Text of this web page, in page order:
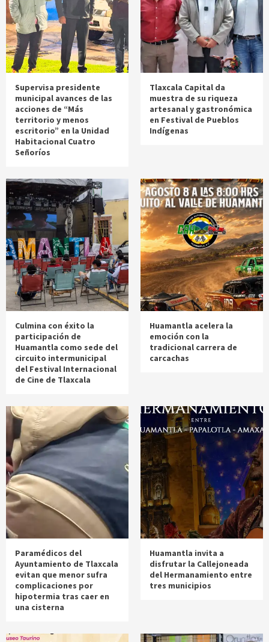
Supervisa presidente
municipal avances de las
acciones de “Más
territorio y menos
escritorio” en la Unidad
Habitacional Cuatro
Señoríos
Tlaxcala Capital da
muestra de su riqueza
artesanal y gastronómica
en Festival de Pueblos
Indígenas
Culmina con éxito la
participación de
Huamantla como sede del
circuito intermunicipal
del Festival Internacional
de Cine de Tlaxcala
Huamantla acelera la
emoción con la
tradicional carrera de
carcachas
Paramédicos del
Ayuntamiento de Tlaxcala
evitan que menor sufra
complicaciones por
hipotermia tras caer en
una cisterna
Huamantla invita a
disfrutar la Callejoneada
del Hermanamiento entre
tres municipios